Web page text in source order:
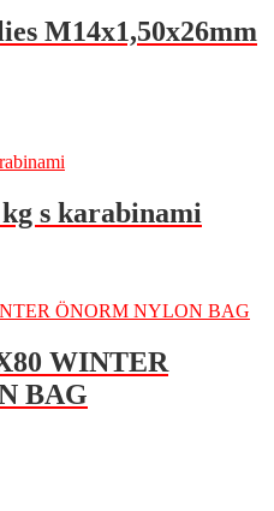
M14x1,50x26mm
s karabinami
WINTER
BAG